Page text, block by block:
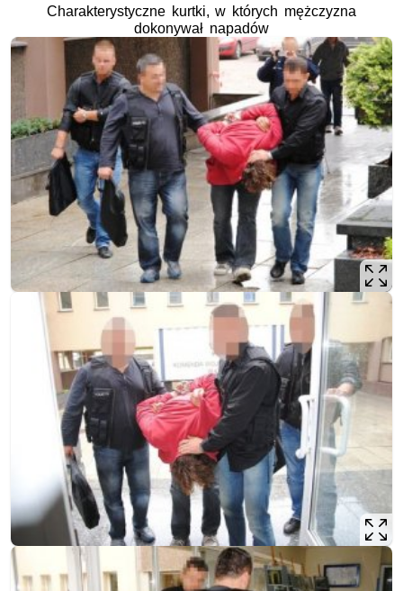
Charakterystyczne kurtki, w których mężczyzna
dokonywał napadów